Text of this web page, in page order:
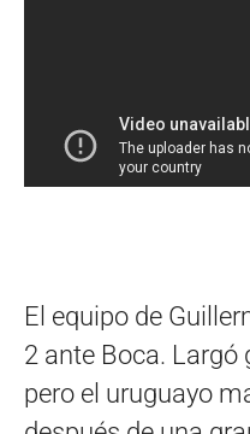
El equipo de
2 ante Boca. Largó
pero el uruguayo